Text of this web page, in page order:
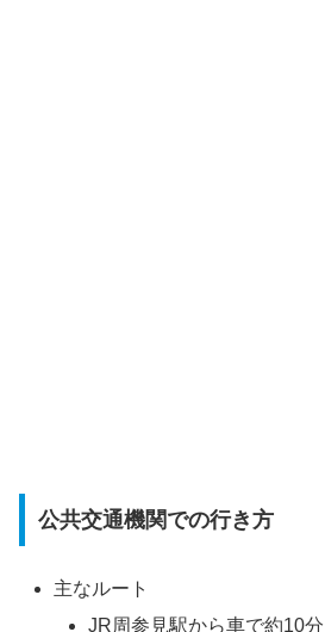
公共交通機関での行き方
主なルート
JR周参見駅から車で約10